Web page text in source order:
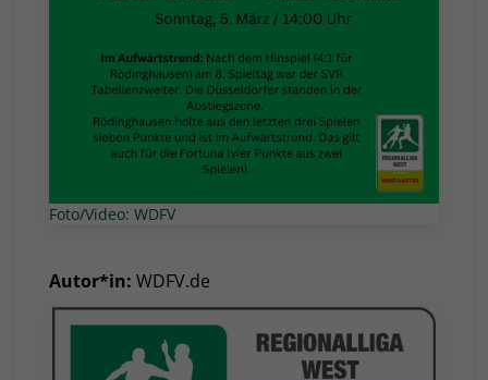
Foto/Video: WDFV
Autor*in: WDFV.de